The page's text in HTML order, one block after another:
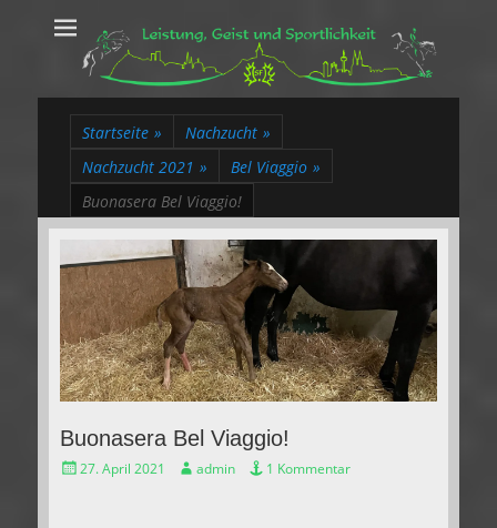
Leistung, Geist
und Sportlichkeit
Trakehner aus dem Herzen des Rheinlands
Startseite » Nachzucht »
Nachzucht 2021 » Bel Viaggio »
Buonasera Bel Viaggio!
Buonasera Bel Viaggio!
Gepostet
27. April 2021 Autoradmin 1 Kommentar